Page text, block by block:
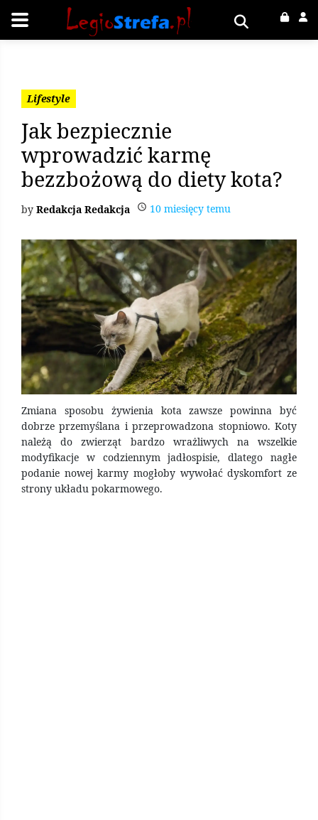
Lifestyle
Jak bezpiecznie
wprowadzić karmę
bezzbożową do diety kota?
Redakcja Redakcja 10 miesięcy temu
Zmiana sposobu żywienia kota zawsze powinna być
dobrze przemyślana i przeprowadzona stopniowo. Koty
należą do zwierząt bardzo wrażliwych na wszelkie
modyfikacje w codziennym jadłospisie, dlatego nagłe
podanie nowej karmy mogłoby wywołać dyskomfort ze
strony układu pokarmowego.